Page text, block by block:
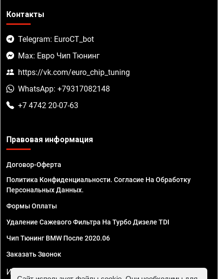
Контакты
Telegram: EuroCT_bot
Max: Евро Чип Тюнинг
https://vk.com/euro_chip_tuning
WhatsApp: +79317082148
+7 4742 20-07-63
Правовая информация
Договор-Оферта
Политика Конфиденциальности. Согласие На Обработку
Персональных Данных.
Формы Оплаты
Удаление Сажевого Фильтра На Турбо Дизеле TDI
Чип Тюнинг BMW После 2020.06
Заказать Звонок
ИП Смирнов Георгий Павлович. ИНН 781302555843,